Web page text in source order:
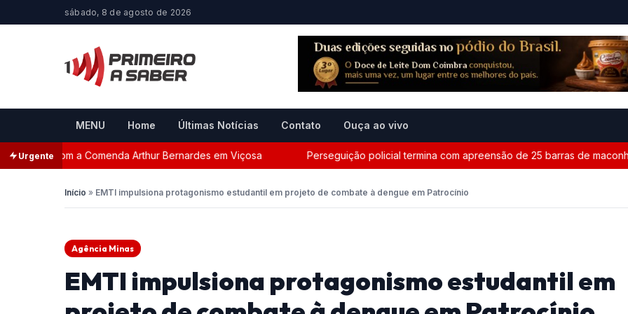
sábado, 8 de agosto de 2026
MENU Home Últimas Notícias Contato Ouça ao vivo
Urgente
com a Comenda Arthur Bernardes em Viçosa Perseguição policial termina com apreensão de 25 barras de maconha
Início » EMTI impulsiona protagonismo estudantil em projeto de combate à dengue em Patrocínio
Agência Minas
EMTI impulsiona protagonismo estudantil em